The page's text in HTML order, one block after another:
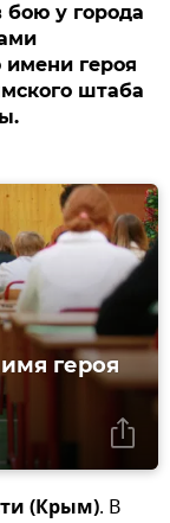
у города
героя
штаба
героя
(Крым). В